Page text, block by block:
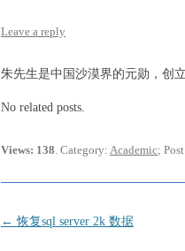
Leave a reply
朱先生是中国沙漠界的元勋，创
No related posts.
Views: 138. Category: Academic;
Post
← 恢复sql server 2k 数据